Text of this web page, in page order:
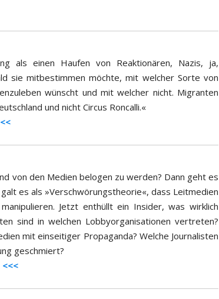
als einen Haufen von Reaktionären, Nazis, ja,
sie mitbestimmen möchte, mit welcher Sorte von
wünscht und mit welcher nicht. Migranten
und nicht Circus Roncalli.«
von den Medien belogen zu werden? Dann geht es
es als »Verschwörungstheorie«, dass Leitmedien
Jetzt enthüllt ein Insider, was wirklich
sind in welchen Lobbyorganisationen vertreten?
mit einseitiger Propaganda? Welche Journalisten
geschmiert?